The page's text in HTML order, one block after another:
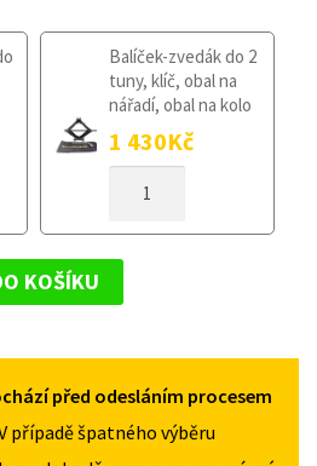
Balíček-zvedák do 2
tuny, klíč, obal na
nářadí, obal na kolo
1 430Kč
KOLO
2016
KOŠÍKU
před odesláním procesem
případě špatného výběru